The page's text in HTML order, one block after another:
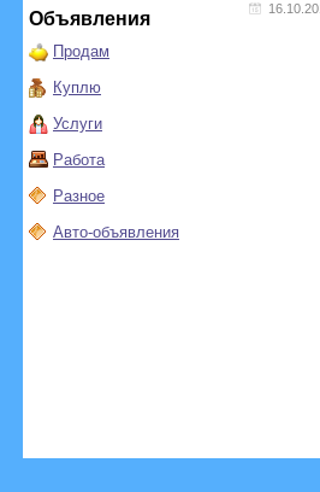
Объявления
Продам
Куплю
Услуги
Работа
Разное
Авто-объявления